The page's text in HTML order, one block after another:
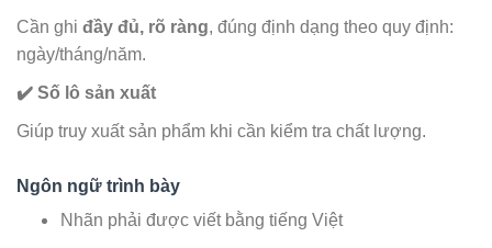
Cần ghi đầy đủ, rõ ràng, đúng định dạng theo quy định:
ngày/tháng/năm.
✔️ Số lô sản xuất
Giúp truy xuất sản phẩm khi cần kiểm tra chất lượng.
Ngôn ngữ trình bày
Nhãn phải được viết bằng tiếng Việt